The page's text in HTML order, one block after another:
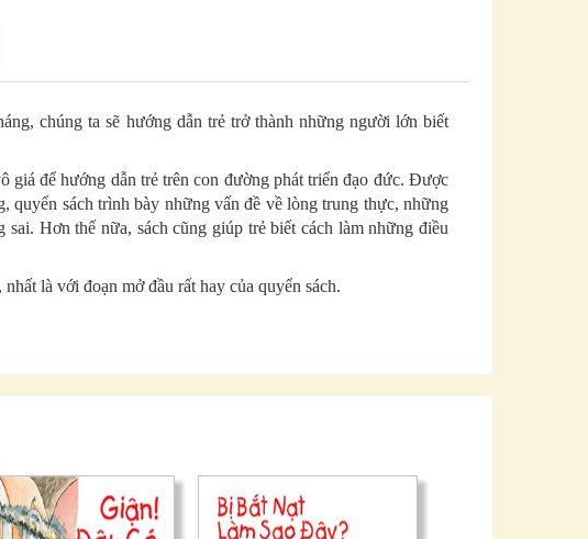
chúng ta sẽ hướng dẫn trẻ trở thành những người lớn biết
giá để hướng dẫn trẻ trên con đường phát triển đạo đức. Được
quyển sách trình bày những vấn đề về lòng trung thực, những
Hơn thế nữa, sách cũng giúp trẻ biết cách làm những điều
là với đoạn mở đầu rất hay của quyển sách.